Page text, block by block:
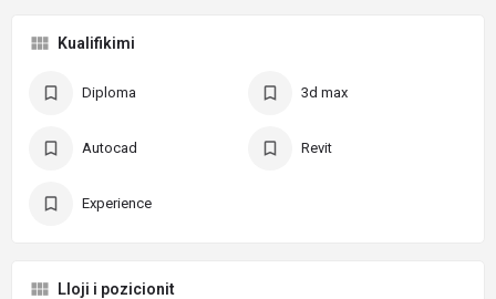
Kualifikimi
Diploma 3d max
Autocad Revit
Experience
Lloji i pozicionit